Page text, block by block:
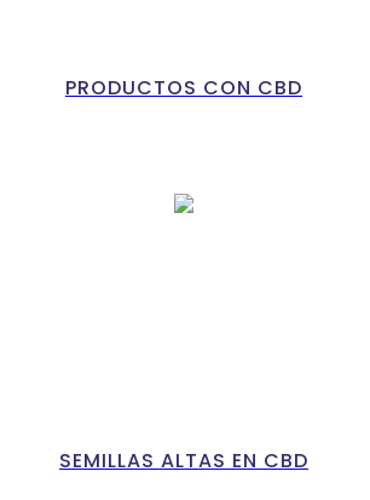
PRODUCTOS CON CBD
SEMILLAS ALTAS EN CBD